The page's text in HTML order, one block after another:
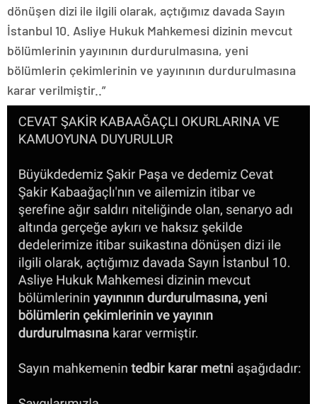
dönüşen dizi ile ilgili olarak, açtığımız davada Sayın
İstanbul 10. Asliye Hukuk Mahkemesi dizinin mevcut
bölümlerinin yayınının durdurulmasına, yeni
bölümlerin çekimlerinin ve yayınının durdurulmasına
karar verilmiştir..”